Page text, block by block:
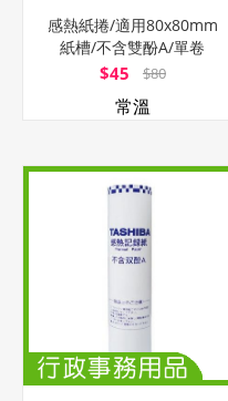
感熱紙捲/適用80x80mm
紙槽/不含雙酚A/單卷
$45 $80
常溫